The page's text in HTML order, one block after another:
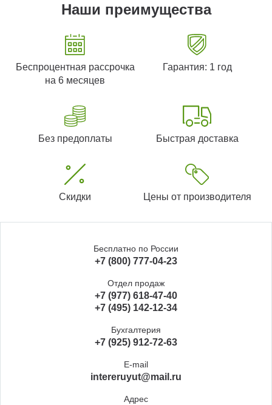
Наши преимущества
Беспроцентная рассрочка
на 6 месяцев
Гарантия: 1 год
Без предоплаты Быстрая доставка
Скидки Цены от производителя
Бесплатно по России
+7 (800) 777-04-23
Отдел продаж
+7 (977) 618-47-40
+7 (495) 142-12-34
Бухгалтерия
+7 (925) 912-72-63
E-mail
intereruyut@mail.ru
Адрес